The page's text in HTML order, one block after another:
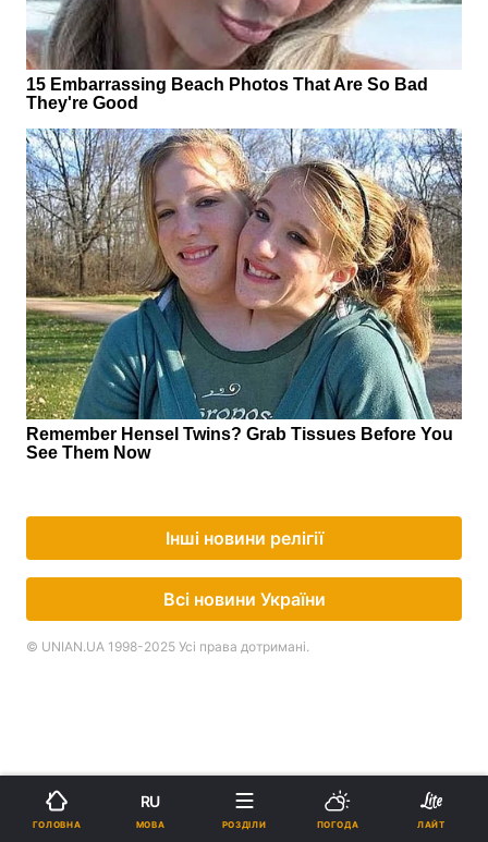
Інші новини релігії
Всі новини України
© UNIAN.UA 1998-2025 Усі права дотримані.
ГОЛОВНА
RU
МОВА РОЗДІЛИ ПОГОДА ЛАЙТ